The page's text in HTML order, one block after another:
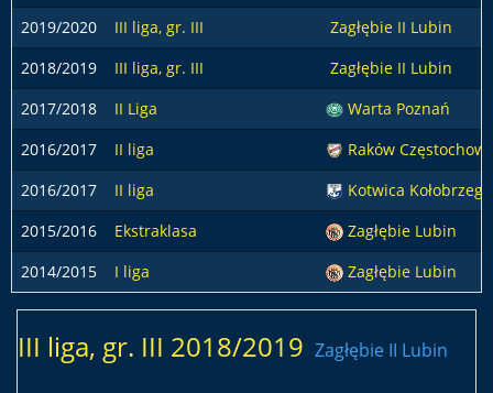
2019/2020
III liga, gr. III
Zagłębie II Lubin
2018/2019
III liga, gr. III
Zagłębie II Lubin
2017/2018
II Liga
Warta Poznań
2016/2017
II liga
Raków
2016/2017
II liga Kotwica Kołobrzeg
2015/2016 Ekstraklasa
Zagłębie Lubin
2014/2015
I liga Zagłębie Lubin
III liga, gr. III 2018/2019 Zagłębie II Lubin